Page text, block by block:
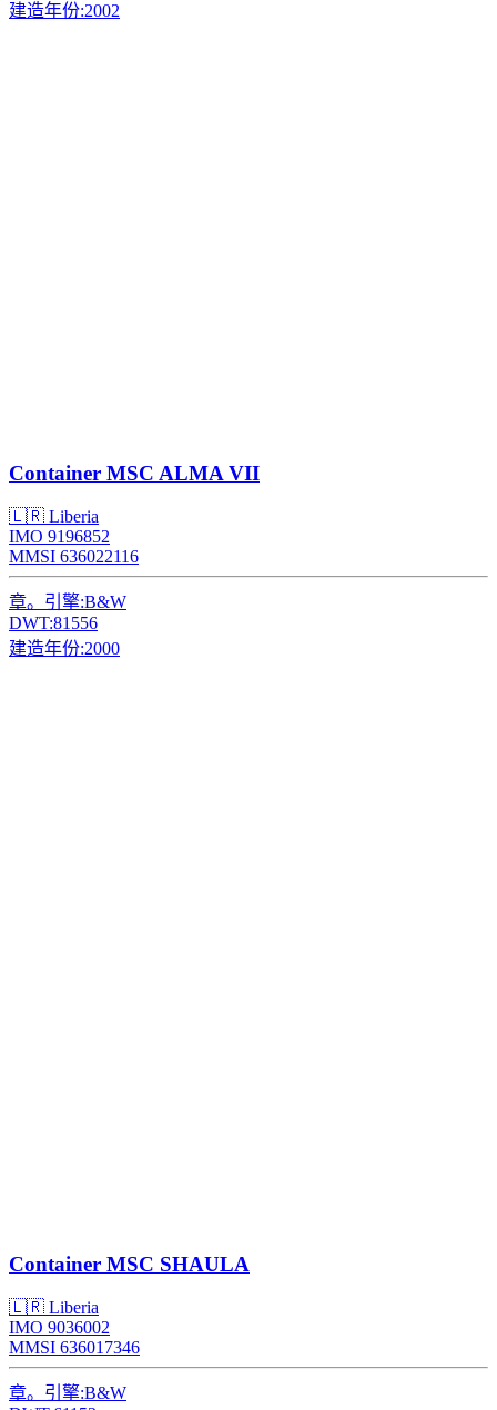
建造年份:2002
Container MSC ALMA VII
🇱🇷 Liberia
IMO 9196852
MMSI 636022116
章。引擎:B&W
DWT:81556
建造年份:2000
Container MSC SHAULA
🇱🇷 Liberia
IMO 9036002
MMSI 636017346
章。引擎:B&W